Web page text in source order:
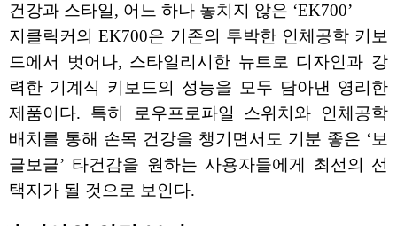
건강과 스타일, 어느 하나 놓치지 않은 ‘EK700’
지클릭커의 EK700은 기존의 투박한 인체공학 키보
드에서 벗어나, 스타일리시한 뉴트로 디자인과 강
력한 기계식 키보드의 성능을 모두 담아낸 영리한
제품이다. 특히 로우프로파일 스위치와 인체공학
배치를 통해 손목 건강을 챙기면서도 기분 좋은 ‘보
글보글’ 타건감을 원하는 사용자들에게 최선의 선
택지가 될 것으로 보인다.